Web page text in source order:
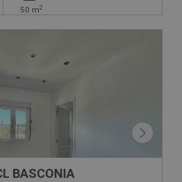
50 m2
BASCONIA